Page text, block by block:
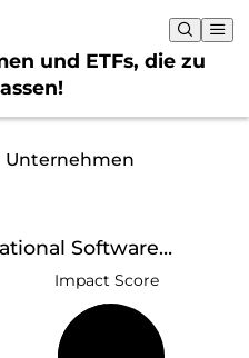
und ETFs, die zu
Unternehmen
Software
Impact Score